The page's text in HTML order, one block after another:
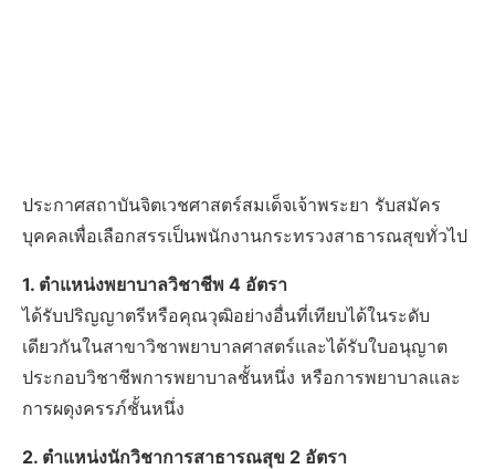
ประกาศสถาบันจิตเวชศาสตร์สมเด็จเจ้าพระยา รับสมัคร
บุคคลเพื่อเลือกสรรเป็นพนักงานกระทรวงสาธารณสุขทั่วไป
1. ตำแหน่งพยาบาลวิชาชีพ 4 อัตรา
ได้รับปริญญาตรีหรือคุณวุฒิอย่างอื่นที่เทียบได้ในระดับ
เดียวกันในสาขาวิชาพยาบาลศาสตร์และได้รับใบอนุญาต
ประกอบวิชาชีพการพยาบาลชั้นหนึ่ง หรือการพยาบาลและ
การผดุงครรภ์ชั้นหนึ่ง
2. ตำแหน่งนักวิชาการสาธารณสุข 2 อัตรา